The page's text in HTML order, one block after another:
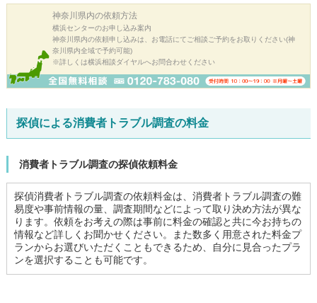
神奈川県内の依頼方法
横浜センターのお申し込み案内
神奈川県内の依頼申し込みは、お電話にてご相談ご予約をお取りください(神
奈川県内全域で予約可能)
※詳しくは横浜相談ダイヤルへお問合わせください
探偵による消費者トラブル調査の料金
消費者トラブル調査の探偵依頼料金
探偵消費者トラブル調査の依頼料金は、消費者トラブル調査の難
易度や事前情報の量、調査期間などによって取り決め方法が異な
ります。依頼をお考えの際は事前に料金の確認と共に今お持ちの
情報など詳しくお聞かせください。また数多く用意された料金プ
ランからお選びいただくこともできるため、自分に見合ったプラ
ンを選択することも可能です。